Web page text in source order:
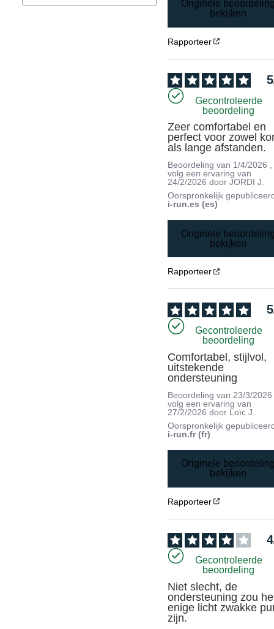
Originele
bekijken
Rapporteer
5
Gecontroleerde
beoordeling
Zeer comfortabel en
perfect voor zowel
als lange afstanden.
Beoordeling van 1/4/2026
volg een ervaring van
24/2/2026 doorJORDI J.
Oorspronkelijk
i-run.es (es)
Originele
bekijken
Rapporteer
5
Gecontroleerde
beoordeling
Comfortabel, stijlvol,
uitstekende
ondersteuning
Beoordeling van 23/3/2026
volg een ervaring van
27/2/2026 door Loïc J.
Oorspronkelijk
i-run.fr (fr)
Originele
bekijken
Rapporteer
4
Gecontroleerde
beoordeling
Niet slecht, de
ondersteuning zou
enige licht zwakke
zijn.